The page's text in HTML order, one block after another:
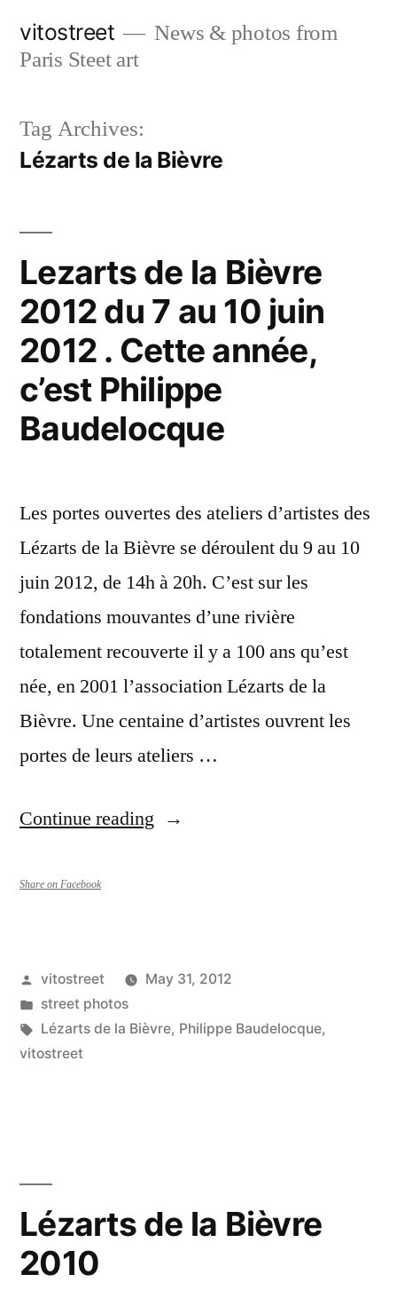
vitostreet
News & photos from
Paris Steet art
Tag Archives:
Lézarts de la Bièvre
Lezarts de la Bièvre
2012 du 7 au 10 juin
2012 . Cette année,
c’est Philippe
Baudelocque
Les portes ouvertes des ateliers d’artistes des
Lézarts de la Bièvre se déroulent du 9 au 10
juin 2012, de 14h à 20h. C’est sur les
fondations mouvantes d’une rivière
totalement recouverte il y a 100 ans qu’est
née, en 2001 l’association Lézarts de la
Bièvre. Une centaine d’artistes ouvrent les
portes de leurs ateliers …
Continue reading “Lezarts
du
7
Cette
Share on Facebook
Posted
by
vitostreet
May 31, 2012
Posted
in
street photos
Tags:
Lézarts de la Bièvre, Philippe Baudelocque,
vitostreet
Lézarts de la Bièvre
2010